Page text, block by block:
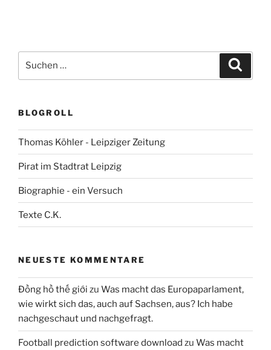
nach:
BLOGROLL
Thomas Köhler - Leipziger Zeitung
Pirat im Stadtrat Leipzig
Biographie - ein Versuch
Texte C.K.
NEUESTE KOMMENTARE
Đồng hồ thế giới zu Was macht das Europaparlament,
wie wirkt sich das, auch auf Sachsen, aus? Ich habe
nachgeschaut und nachgefragt.
Football prediction software download zu Was macht